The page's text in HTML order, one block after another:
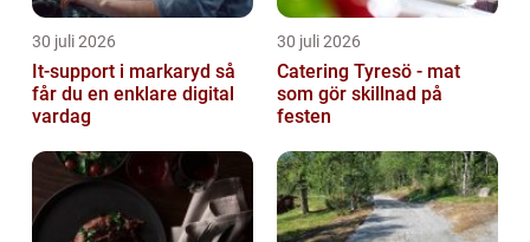
30 juli 2026
It-support i markaryd så
får du en enklare digital
vardag
30 juli 2026
Catering Tyresö - mat
som gör skillnad på
festen